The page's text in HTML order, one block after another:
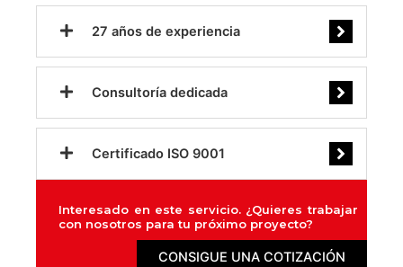
27 años de experiencia
Consultoría dedicada
Certificado ISO 9001
Interesado en este servicio. ¿Quieres trabajar
con nosotros para tu próximo proyecto?
CONSIGUE UNA COTIZACIÓN